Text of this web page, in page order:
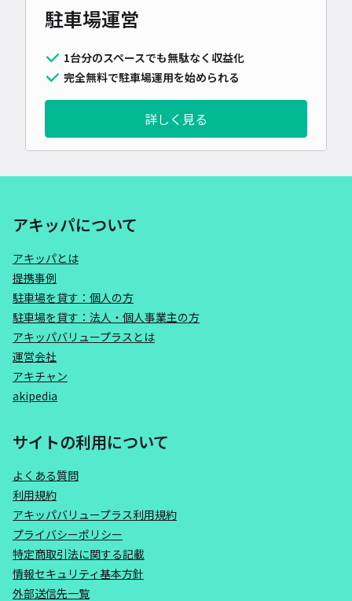
駐車場運営
1台分のスペースでも無駄なく収益化
完全無料で駐車場運用を始められる
詳しく見る
アキッパについて
アキッパとは
提携事例
駐車場を貸す：個人の方
駐車場を貸す：法人・個人事業主の方
アキッパバリュープラスとは
運営会社
アキチャン
akipedia
サイトの利用について
よくある質問
利用規約
アキッパバリュープラス利用規約
プライバシーポリシー
特定商取引法に関する記載
情報セキュリティ基本方針
外部送信先一覧